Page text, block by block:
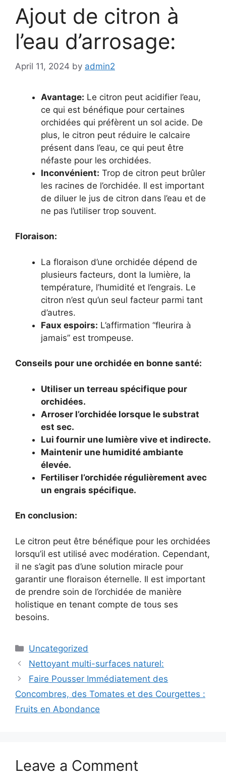
Ajout de citron à
l’eau d’arrosage:
April 11, 2024 by admin2
Avantage: Le citron peut acidifier l’eau,
ce qui est bénéfique pour certaines
orchidées qui préfèrent un sol acide. De
plus, le citron peut réduire le calcaire
présent dans l’eau, ce qui peut être
néfaste pour les orchidées.
Inconvénient: Trop de citron peut brûler
les racines de l’orchidée. Il est important
de diluer le jus de citron dans l’eau et de
ne pas l’utiliser trop souvent.
Floraison:
La floraison d’une orchidée dépend de
plusieurs facteurs, dont la lumière, la
température, l’humidité et l’engrais. Le
citron n’est qu’un seul facteur parmi tant
d’autres.
Faux espoirs: L’affirmation “fleurira à
jamais” est trompeuse.
Conseils pour une orchidée en bonne santé:
Utiliser un terreau spécifique pour
orchidées.
Arroser l’orchidée lorsque le substrat
est sec.
Lui fournir une lumière vive et indirecte.
Maintenir une humidité ambiante
élevée.
Fertiliser l’orchidée régulièrement avec
un engrais spécifique.
En conclusion:
Le citron peut être bénéfique pour les orchidées
lorsqu’il est utilisé avec modération. Cependant,
il ne s’agit pas d’une solution miracle pour
garantir une floraison éternelle. Il est important
de prendre soin de l’orchidée de manière
holistique en tenant compte de tous ses
besoins.
Categories
Uncategorized
Nettoyant multi-surfaces naturel:
Faire Pousser Immédiatement des
Concombres, des Tomates et des Courgettes :
Fruits en Abondance
Leave a Comment